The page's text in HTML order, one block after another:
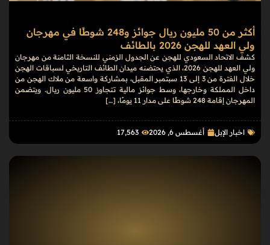
أكثر من 50 مليون ريال جوائز و248 شوطًا في مهرجان
ولي العهد للهجن 2026 بالطائف
كشف الاتحاد السعودي للهجن عن الجدول الزمني للنسخة الثامنة من مهرجان
ولي العهد للهجن 2026، الذي يحتضنه ميدان الطائف التاريخي لسباقات الهجن
خلال الفترة من 3 إلى 13 سبتمبر المقبل، بمشاركة واسعة من ملاك الهجن من
داخل المملكة وخارجها، وسط جوائز مالية تتجاوز 50 مليون ريال. ويتضمن
المهرجان إقامة 248 شوطًا على مدار 11 يومًا، […]
اخبار الإبل أغسطس 6, 2026 17٬563